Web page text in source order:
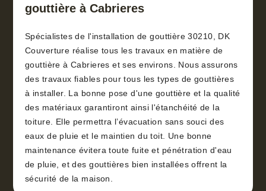
gouttière à Cabrieres
Spécialistes de l'installation de gouttière 30210, DK
Couverture réalise tous les travaux en matière de
gouttière à Cabrieres et ses environs. Nous assurons
des travaux fiables pour tous les types de gouttières
à installer. La bonne pose d'une gouttière et la qualité
des matériaux garantiront ainsi l'étanchéité de la
toiture. Elle permettra l’évacuation sans souci des
eaux de pluie et le maintien du toit. Une bonne
maintenance évitera toute fuite et pénétration d'eau
de pluie, et des gouttières bien installées offrent la
sécurité de la maison.